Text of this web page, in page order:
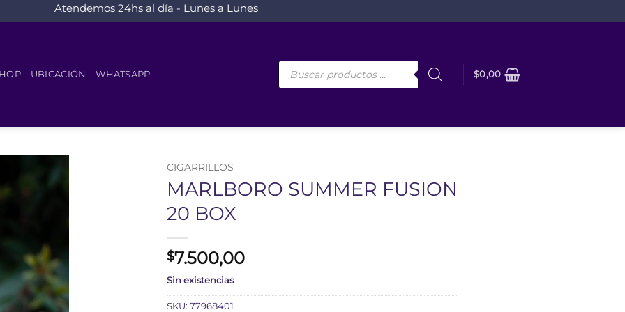
Atendemos 24hs al día - Lunes a Lunes
UBICACIÓN WHATSAPP
Búsqueda
$0,00
CIGARRILLOS
MARLBORO SUMMER FUSION
20 BOX
$7.500,00
Sin existencias
SKU: 77968401